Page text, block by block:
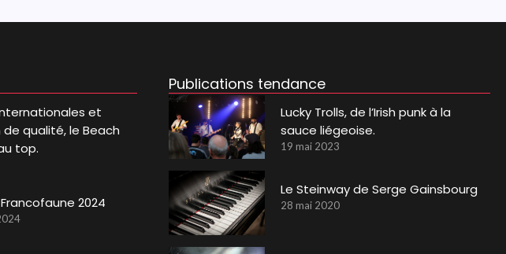
et
qualité, le Beach
top.
2024
Publications tendance
Lucky Trolls, de l’Irish punk à la
sauce liégeoise.
19 mai 2023
Le Steinway de Serge Gainsbourg
28 mai 2020